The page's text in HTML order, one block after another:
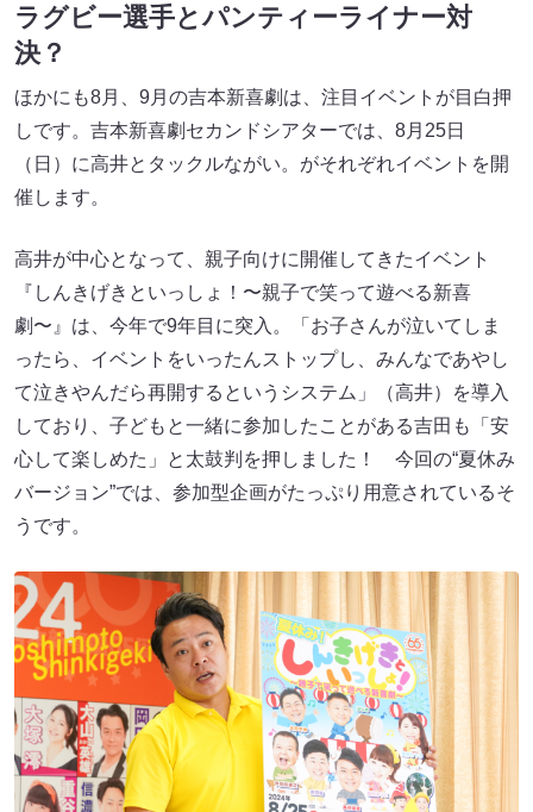
ラグビー選手とパンティーライナー対
決？
ほかにも8月、9月の吉本新喜劇は、注目イベントが目白押
しです。吉本新喜劇セカンドシアターでは、8月25日
（日）に高井とタックルながい。がそれぞれイベントを開
催します。
高井が中心となって、親子向けに開催してきたイベント
『しんきげきといっしょ！〜親子で笑って遊べる新喜
劇〜』は、今年で9年目に突入。「お子さんが泣いてしま
ったら、イベントをいったんストップし、みんなであやし
て泣きやんだら再開するというシステム」（高井）を導入
しており、子どもと一緒に参加したことがある吉田も「安
心して楽しめた」と太鼓判を押しました！ 今回の“夏休み
バージョン”では、参加型企画がたっぷり用意されているそ
うです。